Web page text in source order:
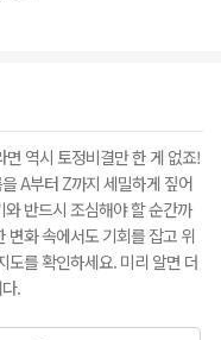
역시 토정비결만 한 게 없죠!
A부터 Z까지 세밀하게 짚어
반드시 조심해야 할 순간까
변화 속에서도 기회를 잡고 위
도를 확인하세요. 미리 알면 더
.